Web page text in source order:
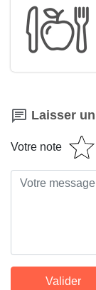
Laisser
Votre note